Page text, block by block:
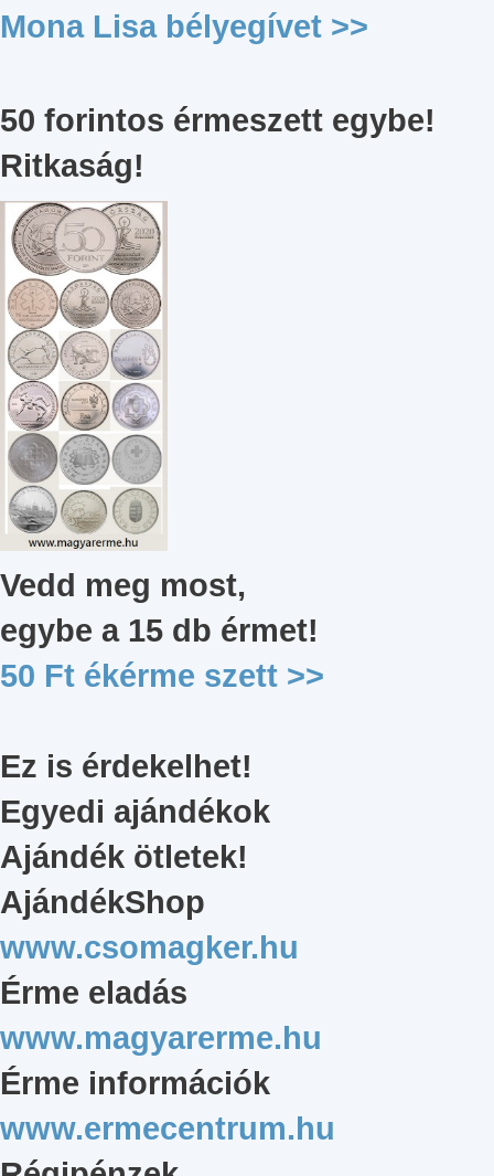
Mona Lisa bélyegívet >>
50 forintos érmeszett egybe!
Ritkaság!
Vedd meg most,
egybe a 15 db érmet!
50 Ft ékérme szett >>
Ez is érdekelhet!
Egyedi ajándékok
Ajándék ötletek!
AjándékShop
www.csomagker.hu
Érme eladás
www.magyarerme.hu
Érme információk
www.ermecentrum.hu